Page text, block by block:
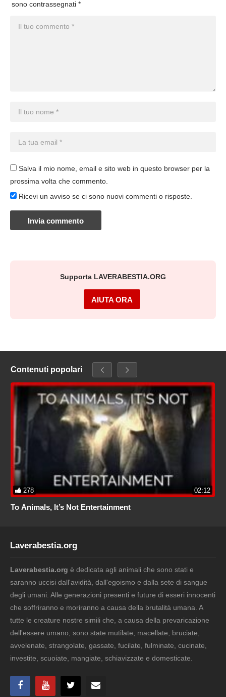
sono contrassegnati *
Salva il mio nome, email e sito web in questo browser per la
prossima volta che commento.
Ricevi un avviso se ci sono nuovi commenti o risposte.
Supporta LAVERABESTIA.ORG
AIUTA ORA
Contenuti popolari
278 02:12
To Animals, It’s Not Entertainment
Laverabestia.org
Laverabestia.org è dedicata agli animali che sono stati e
saranno uccisi dall'avidità, dall'egoismo e dalla sete di sangue
degli umani. Alle generazioni presenti e future di esseri innocenti
che soffriranno e moriranno a causa della brutalità umana. A
tutte le creature nostre simili che, a causa della prevaricazione
dell'essere umano, sono state mutilate, macellate, bruciate,
avvelenate, strangolate, gassate, fucilate, fulminate, cucinate,
investite, scuoiate, mangiate, schiavizzate e domesticate.